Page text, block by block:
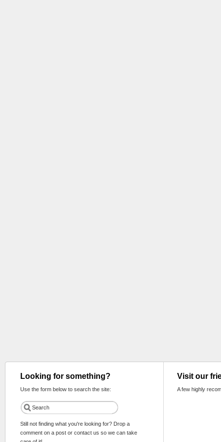
Looking for something?
Use the form below to search the site:
Still not finding what you're looking for? Drop a
comment on a post or contact us so we can take
Visit our
A few highly